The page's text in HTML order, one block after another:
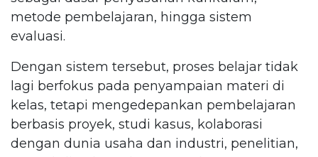
metode pembelajaran, hingga sistem
evaluasi.
Dengan sistem tersebut, proses belajar tidak
lagi berfokus pada penyampaian materi di
kelas, tetapi mengedepankan pembelajaran
berbasis proyek, studi kasus, kolaborasi
dengan dunia usaha dan industri, penelitian,